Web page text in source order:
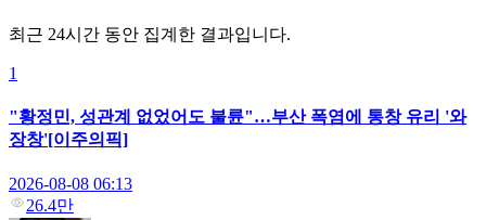
최근 24시간 동안 집계한 결과입니다.
1
"황정민, 성관계 없었어도 불륜"…부산 폭염에 통창 유리 '와
장창'[이주의픽]
2026-08-08 06:13
26.4만